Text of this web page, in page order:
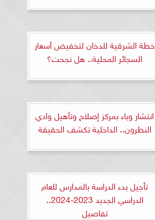
خطة الشرقية للدخان لتخفيض أسعار
السجائر المحلية.. هل نجحت؟
انتشار وباء بمركز إصلاح وتأهيل وادي
النطرون.. الداخلية تكشف الحقيقة
تأجيل بدء الدراسة بالمدارس للعام
الدراسي الجديد 2023-2024..
تفاصيل